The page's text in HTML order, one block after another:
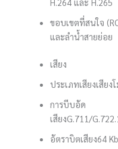
ขอบเขตที่สนใจ
และลำน้ำสายย่อย
เสียง
ประเภทเสียงเสียง
การบีบอัด
เสียงG.711/
อัตราบิตเสียง64